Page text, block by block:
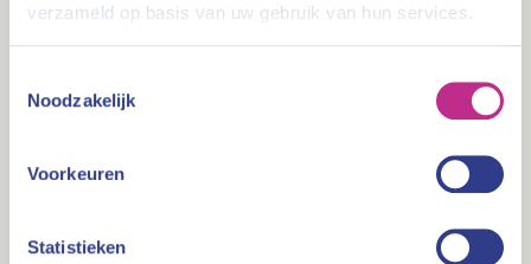
verzameld op basis van uw gebruik van hun services.
Noodzakelijk
Voorkeuren
Statistieken
speerpunten richten zich op:
• en het vergroten van rechtszekerheid,
Deze herijking moet ervoor zorgen dat het toezicht
en maatschappelijke verwachtingen.